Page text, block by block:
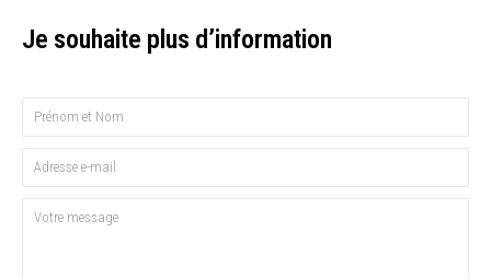
Je souhaite plus d’information